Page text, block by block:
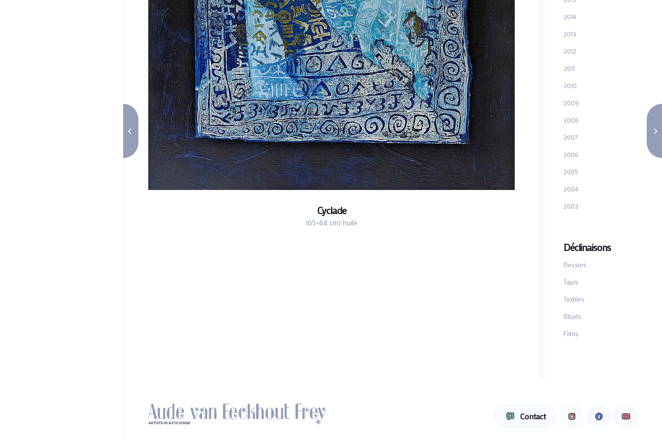
Cyclade
(65×64 cm) huile
2014
2013
2012
2011
2010
2009
2008
2007
2006
2005
2004
2003
Déclinaisons
Dessins
Tapis
Textiles
Objets
Films
Contact
Amazone